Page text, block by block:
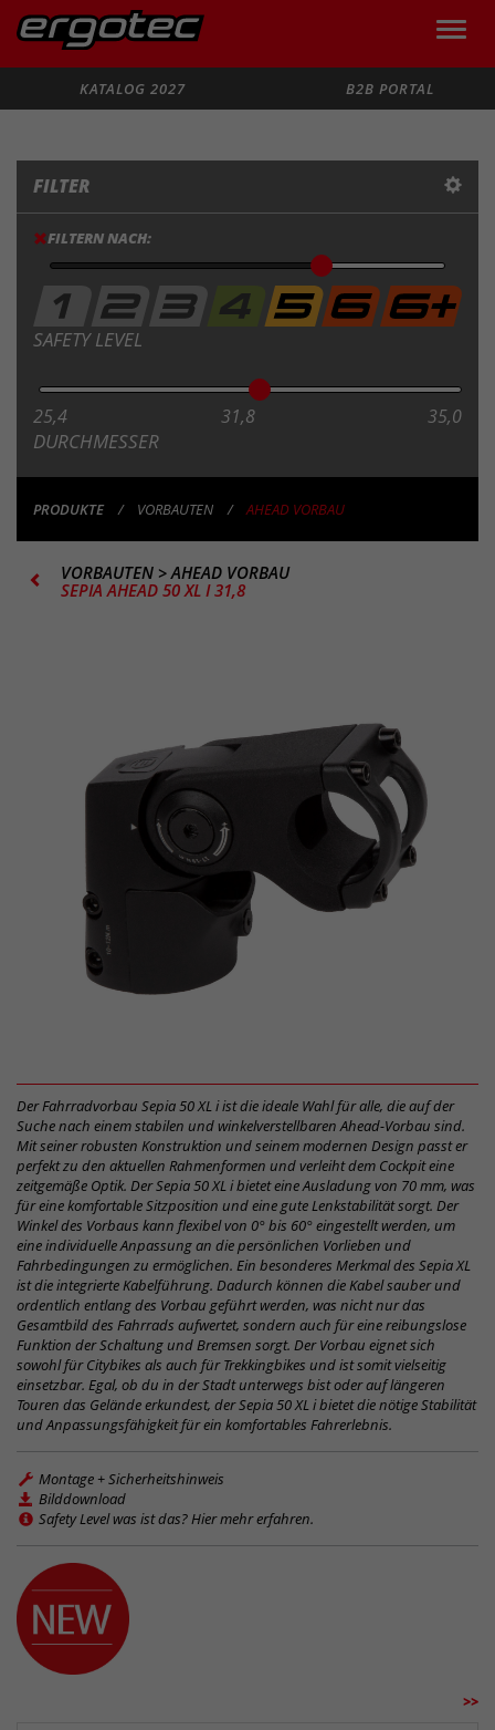
Toggle
KATALOG 2027
B2B PORTAL
FILTER
FILTERN NACH:
SAFETY LEVEL
25,4 31,8 35,0
DURCHMESSER
PRODUKTE VORBAUTEN AHEAD VORBAU
VORBAUTEN >AHEAD VORBAU
SEPIA AHEAD 50 XL I 31,8
Der Fahrradvorbau Sepia 50 XL i ist die ideale Wahl für alle, die auf der
Suche nach einem stabilen und winkelverstellbaren Ahead-Vorbau sind.
Mit seiner robusten Konstruktion und seinem modernen Design passt er
perfekt zu den aktuellen Rahmenformen und verleiht dem Cockpit eine
zeitgemäße Optik. Der Sepia 50 XL i bietet eine Ausladung von 70 mm, was
für eine komfortable Sitzposition und eine gute Lenkstabilität sorgt. Der
Winkel des Vorbaus kann flexibel von 0° bis 60° eingestellt werden, um
eine individuelle Anpassung an die persönlichen Vorlieben und
Fahrbedingungen zu ermöglichen. Ein besonderes Merkmal des Sepia XL
ist die integrierte Kabelführung. Dadurch können die Kabel sauber und
ordentlich entlang des Vorbau geführt werden, was nicht nur das
Gesamtbild des Fahrrads aufwertet, sondern auch für eine reibungslose
Funktion der Schaltung und Bremsen sorgt. Der Vorbau eignet sich
sowohl für Citybikes als auch für Trekkingbikes und ist somit vielseitig
einsetzbar. Egal, ob du in der Stadt unterwegs bist oder auf längeren
Touren das Gelände erkundest, der Sepia 50 XL i bietet die nötige Stabilität
und Anpassungsfähigkeit für ein komfortables Fahrerlebnis.
Montage + Sicherheitshinweis
Bilddownload
Safety Level was ist das? Hier mehr erfahren.
>>